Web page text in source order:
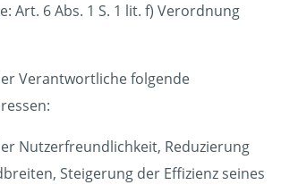
Art. 6 Abs. 1 S. 1 lit. f) Verordnung
Verantwortliche folgende
Nutzerfreundlichkeit, Reduzierung
Steigerung der Effizienz seines